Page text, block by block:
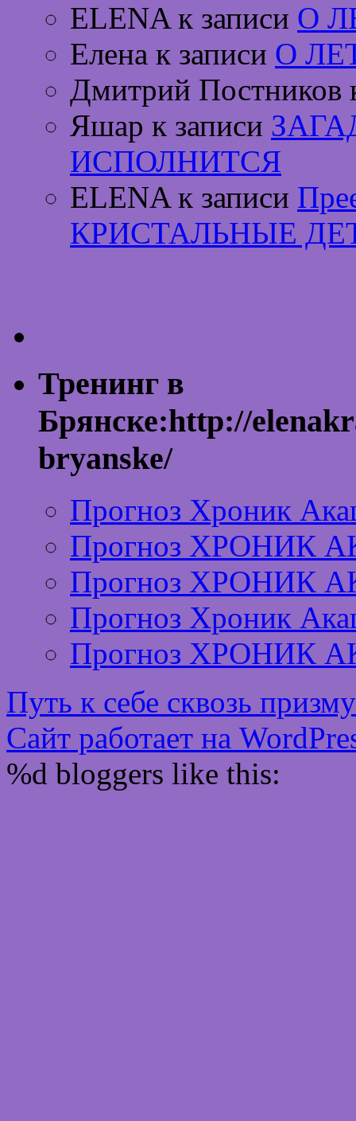
ELENA к записи О
Елена к записи О
Дмитрий Постников
Яшар к записи
ИСПОЛНИТСЯ
ELENA к записи
КРИСТАЛЬНЫЕ
Тренинг в
Брянске:http://
bryanske/
Прогноз Хроник
Прогноз ХРОНИК
Прогноз ХРОНИК
Прогноз Хроник
Прогноз ХРОНИК
Путь к себе сквозь
Сайт работает на
%d bloggers like this: